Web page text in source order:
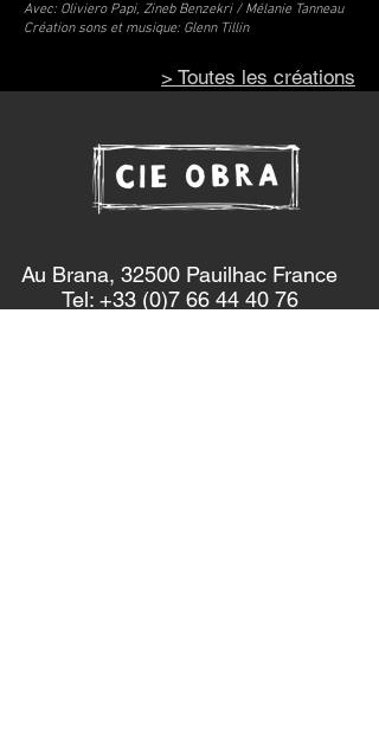
Avec: Oliviero Papi, Zineb Benzekri / Mélanie Tanneau
Création sons et musique: Glenn Tillin
> Toutes les créations
Au Brana, 32500 Pauilhac France
Tel: +33 (0)7 66 44 40 76